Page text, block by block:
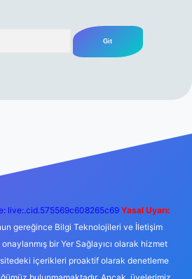
m elexbet
live:.cid.575569c608265c69 Yasal Uyarı:
gereğince Bilgi Teknolojileri ve İletişim
bir Yer Sağlayıcı olarak hizmet
içerikleri proaktif olarak denetleme